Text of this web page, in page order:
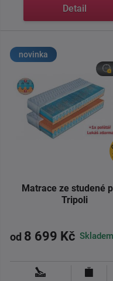
Detail
novinka
Matrace ze studené
Tripoli
od 8 699 Kč